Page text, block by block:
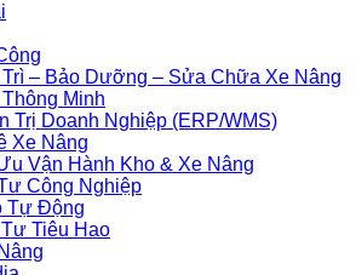
– Bảo Dưỡng – Sửa Chữa Xe Nâng
Minh
Trị Doanh Nghiệp (ERP/WMS)
Xe Nâng
Vận Hành Kho & Xe Nâng
Công Nghiệp
Tự Động
Tiêu Hao